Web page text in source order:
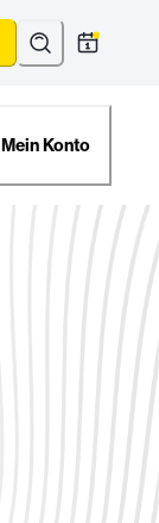
Suchen*
Mein Konto